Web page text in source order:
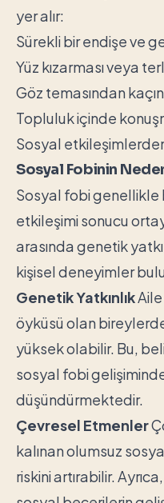
yer alır:
Sürekli bir endişe ve
Yüz kızarması veya
Göz temasından
Topluluk içinde
Sosyal
Sosyal Fobinin
Sosyal fobi
etkileşimi sonucu
arasında genetik
kişisel deneyimler
Genetik Yatkınlık
öyküsü olan
yüksek olabilir. Bu,
sosyal fobi
düşündürmektedir.
Çevresel Etmenler
kalınan olumsuz
riskini artırabilir.